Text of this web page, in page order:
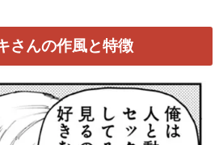
さんの作風と特徴